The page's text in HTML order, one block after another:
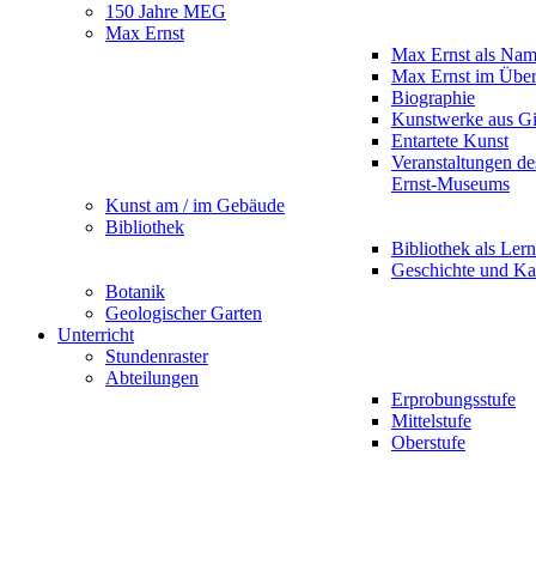
150 Jahre MEG
Max Ernst
Max Ernst als
Max Ernst im
Biographie
Kunstwerke aus
Entartete Kunst
Veranstaltungen
Ernst-Museums
Kunst am / im Gebäude
Bibliothek
Bibliothek als
Geschichte und
Botanik
Geologischer Garten
Unterricht
Stundenraster
Abteilungen
Erprobungsstufe
Mittelstufe
Oberstufe